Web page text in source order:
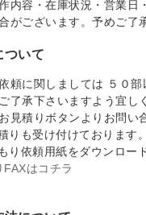
内容・在庫状況・営業日
がございます。予めご了
ついて
頼に関しましては ５０
了承下さいますよう宜し
見積りボタンよりお問い
りも受け付けております
り依頼用紙をダウンロー
FAXはコチラ